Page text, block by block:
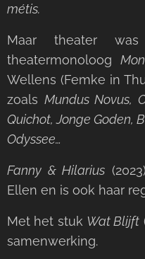
métis.
Maar theater
theatermonoloog
Wellens (Femke in
zoals Mundus Novus,
Quichot, Jonge Goden,
Odyssee…
Fanny & Hilarius
Ellen en is ook haar
Met het stuk Wat Blijft
samenwerking.